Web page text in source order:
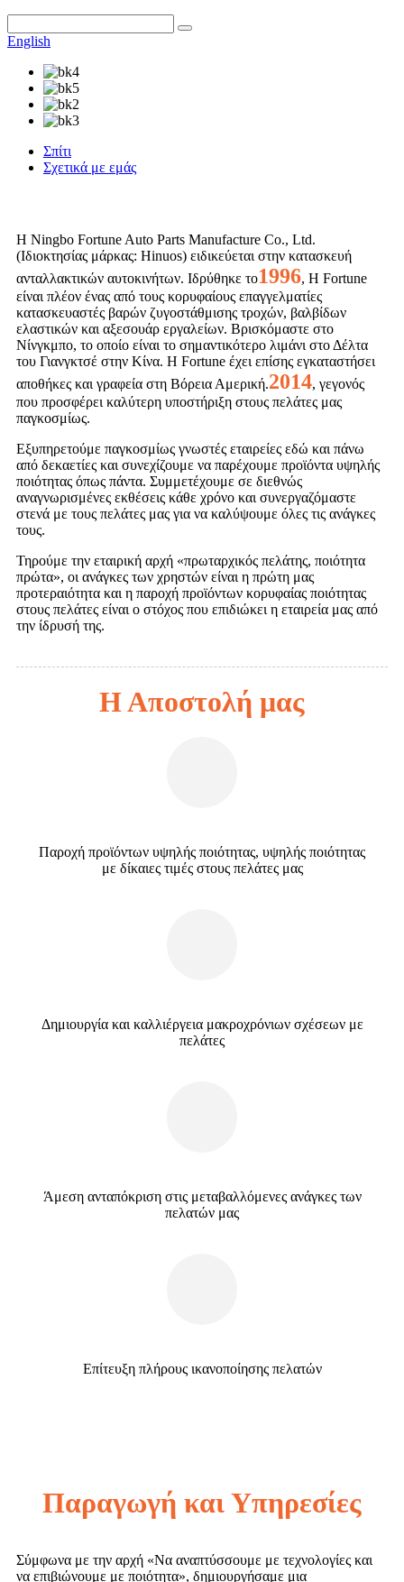
English
Σπίτι
Σχετικά με εμάς
Η Ningbo Fortune Auto Parts Manufacture Co., Ltd.
(Ιδιοκτησίας μάρκας: Hinuos) ειδικεύεται στην κατασκευή
ανταλλακτικών αυτοκινήτων. Ιδρύθηκε το1996, Η Fortune
είναι πλέον ένας από τους κορυφαίους επαγγελματίες
κατασκευαστές βαρών ζυγοστάθμισης τροχών, βαλβίδων
ελαστικών και αξεσουάρ εργαλείων. Βρισκόμαστε στο
Νίνγκμπο, το οποίο είναι το σημαντικότερο λιμάνι στο Δέλτα
του Γιανγκτσέ στην Κίνα. Η Fortune έχει επίσης εγκαταστήσει
αποθήκες και γραφεία στη Βόρεια Αμερική.2014, γεγονός
που προσφέρει καλύτερη υποστήριξη στους πελάτες μας
παγκοσμίως.
Εξυπηρετούμε παγκοσμίως γνωστές εταιρείες εδώ και πάνω
από δεκαετίες και συνεχίζουμε να παρέχουμε προϊόντα υψηλής
ποιότητας όπως πάντα. Συμμετέχουμε σε διεθνώς
αναγνωρισμένες εκθέσεις κάθε χρόνο και συνεργαζόμαστε
στενά με τους πελάτες μας για να καλύψουμε όλες τις ανάγκες
τους.
Τηρούμε την εταιρική αρχή «πρωταρχικός πελάτης, ποιότητα
πρώτα», οι ανάγκες των χρηστών είναι η πρώτη μας
προτεραιότητα και η παροχή προϊόντων κορυφαίας ποιότητας
στους πελάτες είναι ο στόχος που επιδιώκει η εταιρεία μας από
την ίδρυσή της.
Η Αποστολή μας
Παροχή προϊόντων υψηλής ποιότητας, υψηλής ποιότητας
με δίκαιες τιμές στους πελάτες μας
Δημιουργία και καλλιέργεια μακροχρόνιων σχέσεων με
πελάτες
Άμεση ανταπόκριση στις μεταβαλλόμενες ανάγκες των
πελατών μας
Επίτευξη πλήρους ικανοποίησης πελατών
Παραγωγή και Υπηρεσίες
Σύμφωνα με την αρχή «Να αναπτύσσουμε με τεχνολογίες και
να επιβιώνουμε με ποιότητα», δημιουργήσαμε μια